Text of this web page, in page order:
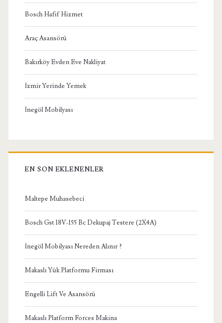
Bosch Hafif Hizmet
Araç Asansörü
Bakırköy Evden Eve Nakliyat
İzmir Yerinde Yemek
İnegöl Mobilyası
EN SON EKLENENLER
Maltepe Muhasebeci
Bosch Gst 18V-155 Bc Dekupaj Testere (2X4A)
İnegöl Mobilyası Nereden Alınır ?
Makaslı Yük Platformu Firması
Engelli Lift Ve Asansörü
Makaslı Platform Forces Makina